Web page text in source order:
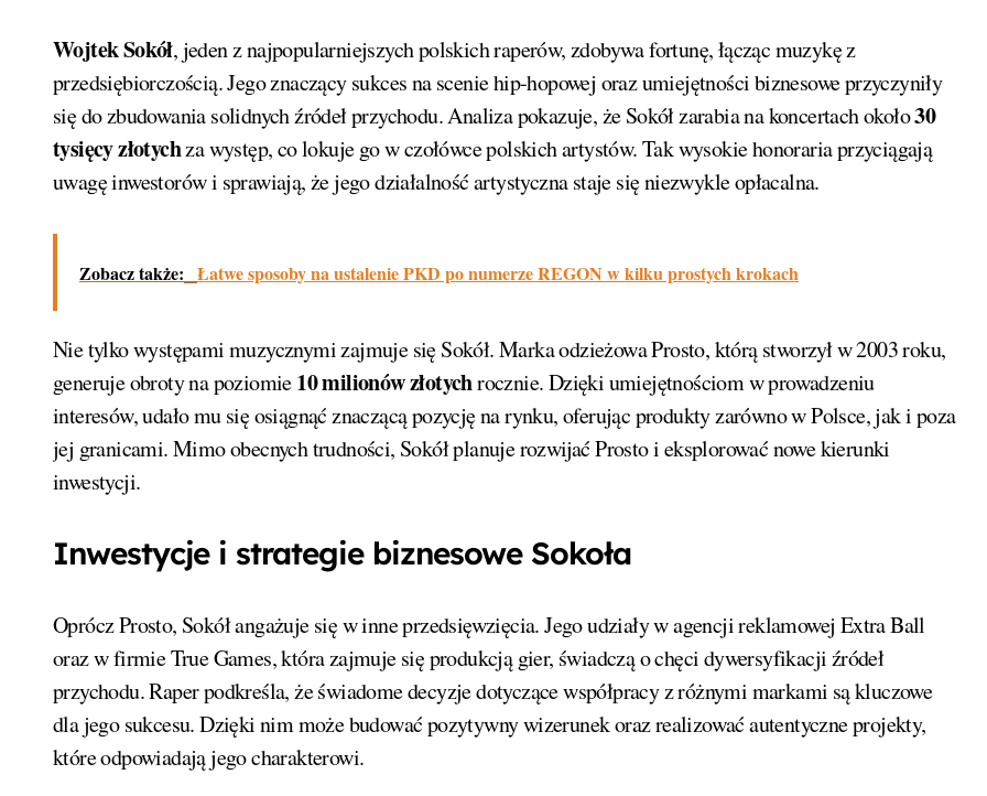
Wojtek Sokół, jeden z najpopularniejszych polskich raperów, zdobywa fortunę, łącząc muzykę z
przedsiębiorczością. Jego znaczący sukces na scenie hip-hopowej oraz umiejętności biznesowe przyczyniły
się do zbudowania solidnych źródeł przychodu. Analiza pokazuje, że Sokół zarabia na koncertach około30
tysięcy złotychza występ, co lokuje go w czołówce polskich artystów. Tak wysokie honoraria przyciągają
uwagę inwestorów i sprawiają, że jego działalność artystyczna staje się niezwykle opłacalna.
Zobacz także: Łatwe sposoby na ustalenie PKD po numerze REGON w kilku prostych krokach
Nie tylko występami muzycznymi zajmuje się Sokół. Marka odzieżowa Prosto, którą stworzył w 2003 roku,
generuje obroty na poziomie10 milionów złotychrocznie. Dzięki umiejętnościom w prowadzeniu
interesów, udało mu się osiągnąć znaczącą pozycję na rynku, oferując produkty zarówno w Polsce, jak i poza
jej granicami. Mimo obecnych trudności, Sokół planuje rozwijać Prosto i eksplorować nowe kierunki
inwestycji.
Inwestycje i strategie biznesowe Sokoła
Oprócz Prosto, Sokół angażuje się w inne przedsięwzięcia. Jego udziały w agencji reklamowej Extra Ball
oraz w firmie True Games, która zajmuje się produkcją gier, świadczą o chęci dywersyfikacji źródeł
przychodu. Raper podkreśla, że świadome decyzje dotyczące współpracy z różnymi markami są kluczowe
dla jego sukcesu. Dzięki nim może budować pozytywny wizerunek oraz realizować autentyczne projekty,
które odpowiadają jego charakterowi.